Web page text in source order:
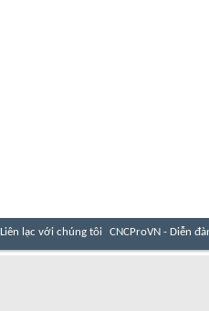
Liên lạc với chúng tôi CNCProVN - Diễn